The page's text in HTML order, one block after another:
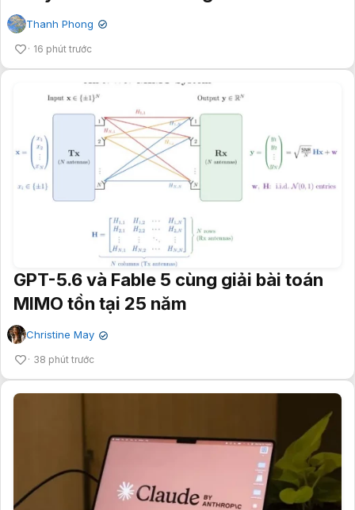
Thanh Phong ✔
16 phút trước
GPT-5.6 và Fable 5 cùng giải bài toán
MIMO tồn tại 25 năm
Christine May ✔
38 phút trước